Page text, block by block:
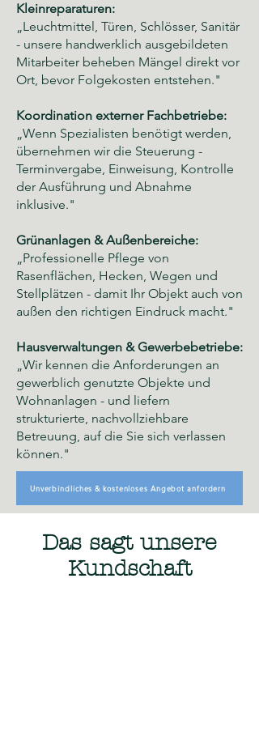
Kleinreparaturen:
„Leuchtmittel, Türen, Schlösser, Sanitär
- unsere handwerklich ausgebildeten
Mitarbeiter beheben Mängel direkt vor
Ort, bevor Folgekosten entstehen."
Koordination externer Fachbetriebe:
„Wenn Spezialisten benötigt werden,
übernehmen wir die Steuerung -
Terminvergabe, Einweisung, Kontrolle
der Ausführung und Abnahme
inklusive."
Grünanlagen & Außenbereiche:
„Professionelle Pflege von
Rasenflächen, Hecken, Wegen und
Stellplätzen - damit Ihr Objekt auch von
außen den richtigen Eindruck macht."
Hausverwaltungen & Gewerbebetriebe:
„Wir kennen die Anforderungen an
gewerblich genutzte Objekte und
Wohnanlagen - und liefern
strukturierte, nachvollziehbare
Betreuung, auf die Sie sich verlassen
können."
Unverbindliches & kostenloses Angebot anfordern
Das sagt unsere
Kundschaft